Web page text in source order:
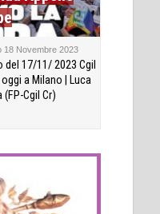
18 Novembre 2023
del 17/11/ 2023 Cgil
oggi a Milano | Luca
(FP-Cgil Cr)